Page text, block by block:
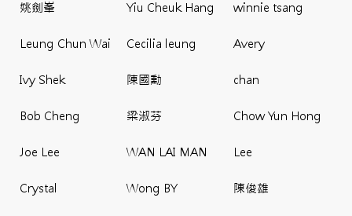
姚劍峯 Yiu Cheuk Hang winnie tsang
Leung Chun Wai Cecilia leung Avery
Ivy Shek 陳國勳 chan
Bob Cheng 梁淑芬 Chow Yun Hong
Joe Lee WAN LAI MAN Lee
Crystal Wong BY 陳俊雄